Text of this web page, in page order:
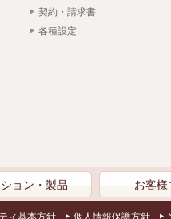
契約・請求書
各種設定
ョン・製品 お客様
ィ基本方針 個人情報保護方針